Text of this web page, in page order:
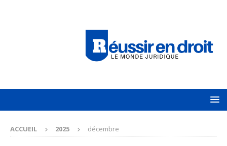
ACCUEIL 2025 décembre